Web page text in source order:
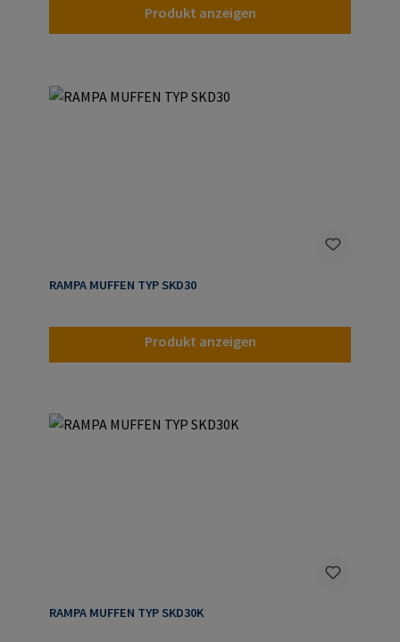
Produkt anzeigen
RAMPA MUFFEN TYP SKD30
Produkt anzeigen
RAMPA MUFFEN TYP SKD30K